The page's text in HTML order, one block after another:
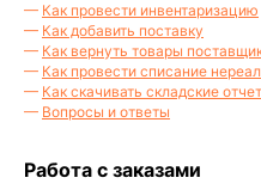
— Как провести инвентаризацию
— Как добавить поставку
— Как вернуть товары
— Как провести списание
— Как скачивать складские
— Вопросы и ответы
Работа с заказами